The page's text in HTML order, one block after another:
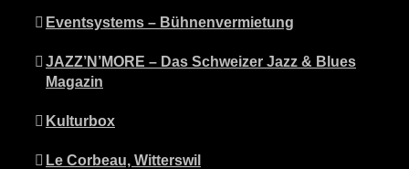
Eventsystems – Bühnenvermietung
JAZZ’N’MORE – Das Schweizer Jazz & Blues
Magazin
Kulturbox
Le Corbeau, Witterswil